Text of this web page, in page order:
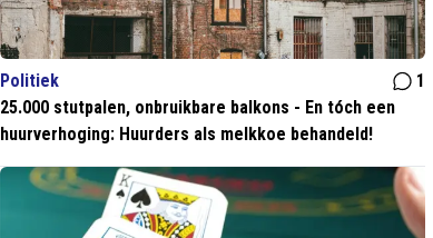
Politiek
1
25.000 stutpalen, onbruikbare balkons - En tóch een
huurverhoging: Huurders als melkkoe behandeld!